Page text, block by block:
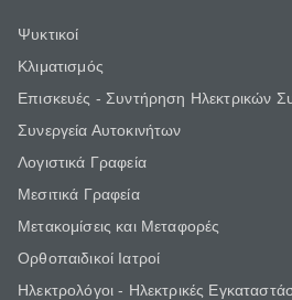
Ψυκτικοί
Κλιματισμός
Επισκευές - Συντήρηση Ηλεκτρικών
Συνεργεία Αυτοκινήτων
Λογιστικά Γραφεία
Μεσιτικά Γραφεία
Μετακομίσεις και Μεταφορές
Ορθοπαιδικοί Ιατροί
Ηλεκτρολόγοι - Ηλεκτρικές